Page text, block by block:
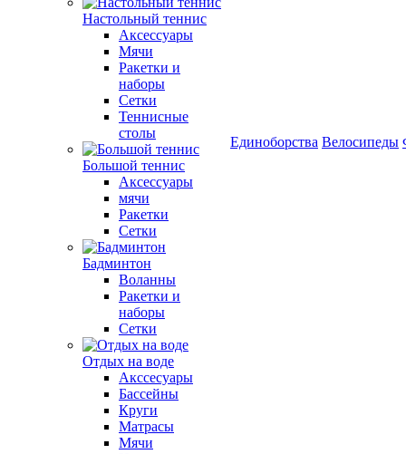
Настольный теннис
Аксессуары
Мячи
Ракетки и
наборы
Сетки
Теннисные
столы
Большой теннис
Аксессуары
мячи
Ракетки
Сетки
Бадминтон
Воланны
Ракетки и
наборы
Сетки
Отдых на воде
Акссесуары
Бассейны
Круги
Матрасы
Мячи
Единоборства Велосипеды